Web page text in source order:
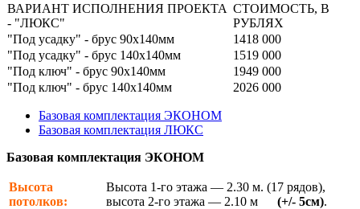
ВАРИАНТ ИСПОЛНЕНИЯ ПРОЕКТА
- "ЛЮКС"
СТОИМОСТЬ, В
РУБЛЯХ
"Под усадку" - брус 90х140мм
1418 000
"Под усадку" - брус 140х140мм
1519 000
"Под ключ" - брус 90х140мм
1949 000
"Под ключ" - брус 140х140мм
2026 000
Базовая комплектация ЭКОНОМ
Базовая комплектация ЛЮКС
Базовая комплектация ЭКОНОМ
Высота
потолков:
Высота 1-го этажа — 2.30 м. (17 рядов),
высота 2-го этажа — 2.10 м (+/- 5см).